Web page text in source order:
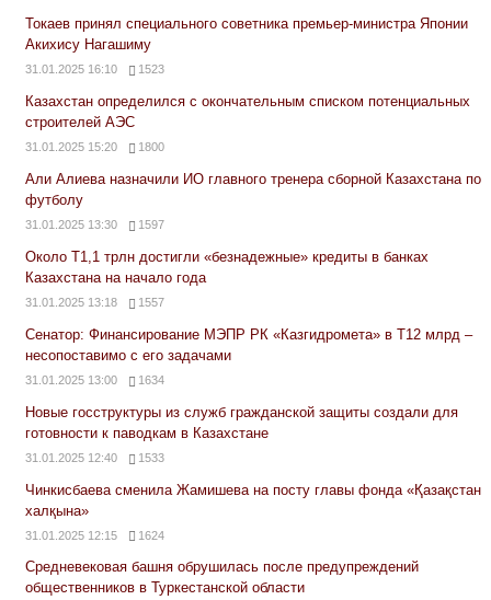
Токаев принял специального советника премьер-министра Японии
Акихису Нагашиму
31.01.2025 16:10 1523
Казахстан определился с окончательным списком потенциальных
строителей АЭС
31.01.2025 15:20 1800
Али Алиева назначили ИО главного тренера сборной Казахстана по
футболу
31.01.2025 13:30 1597
Около Т1,1 трлн достигли «безнадежные» кредиты в банках
Казахстана на начало года
31.01.2025 13:18 1557
Сенатор: Финансирование МЭПР РК «Казгидромета» в Т12 млрд –
несопоставимо с его задачами
31.01.2025 13:00 1634
Новые госструктуры из служб гражданской защиты создали для
готовности к паводкам в Казахстане
31.01.2025 12:40 1533
Чинкисбаева сменила Жамишева на посту главы фонда «Қазақстан
халқына»
31.01.2025 12:15 1624
Средневековая башня обрушилась после предупреждений
общественников в Туркестанской области